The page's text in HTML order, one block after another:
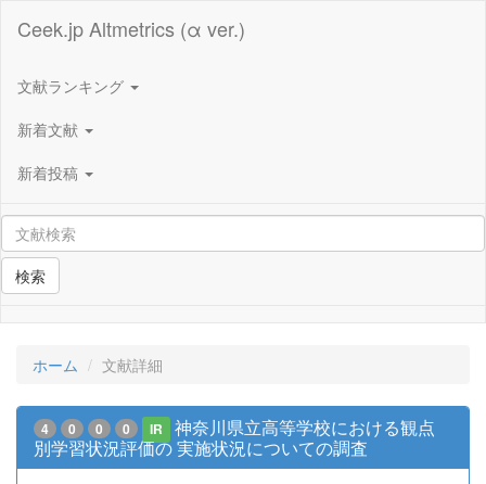
Ceek.jp Altmetrics (α ver.)
文献ランキング
新着文献
新着投稿
検索
ホーム 文献詳細
4 0 0 0 IR
神奈川県立高等学校における観点
別学習状況評価の 実施状況についての調査